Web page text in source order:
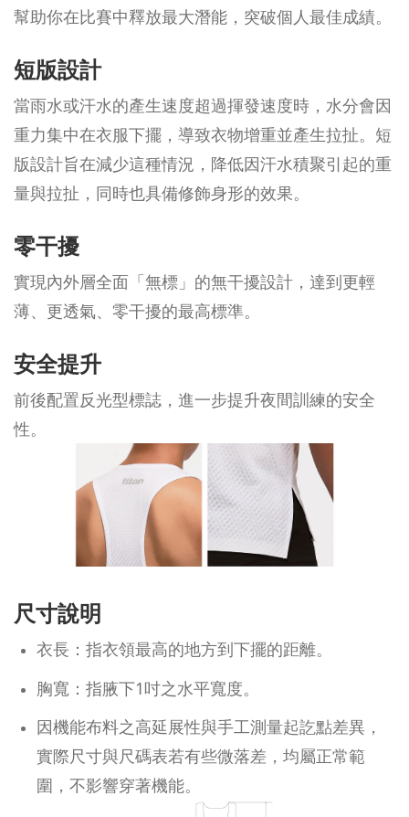
幫助你在比賽中釋放最大潛能，突破個人最佳成績。
短版設計
當雨水或汗水的產生速度超過揮發速度時，水分會因
重力集中在衣服下擺，導致衣物增重並產生拉扯。短
版設計旨在減少這種情況，降低因汗水積聚引起的重
量與拉扯，同時也具備修飾身形的效果。
零干擾
實現內外層全面「無標」的無干擾設計，達到更輕
薄、更透氣、零干擾的最高標準。
安全提升
前後配置反光型標誌，進一步提升夜間訓練的安全
性。
尺寸說明
衣長：指衣領最高的地方到下擺的距離。
胸寬：指腋下1吋之水平寬度。
因機能布料之高延展性與手工測量起訖點差異，
實際尺寸與尺碼表若有些微落差，均屬正常範
圍，不影響穿著機能。